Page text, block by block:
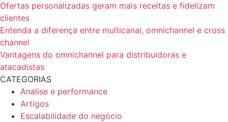
Ofertas personalizadas geram mais receitas e fidelizam
clientes
Entenda a diferença entre multicanal, omnichannel e cross
channel
Vantagens do omnichannel para distribuidoras e
atacadistas
CATEGORIAS
Analise e performance
Artigos
Escalabilidade do negócio